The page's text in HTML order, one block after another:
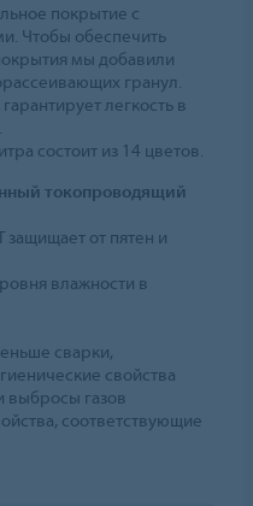
покрытие с
Чтобы обеспечить
мы добавили
гранул.
легкость в
состоит из 14 цветов.
токопроводящий
защищает от пятен и
влажности в
сварки,
свойства
выбросы газов
соответствующие